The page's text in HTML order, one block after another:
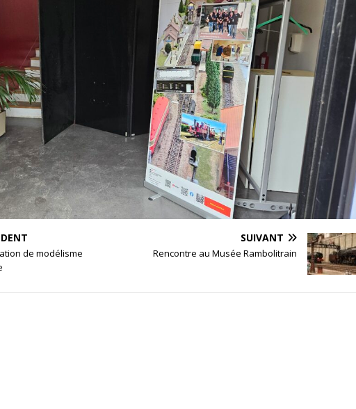
de modélisme
SUIVANT
Rencontre au Musée Rambolitrain